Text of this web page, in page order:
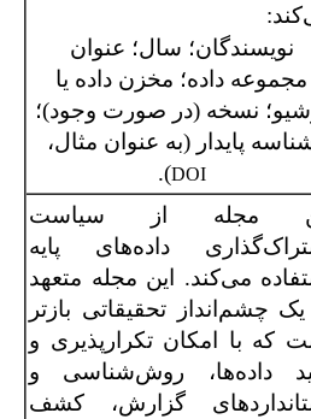
نویسندگان؛ سال؛ عنوان
مجموعه داده؛ مخزن داده یا
نسخه (در صورت وجود)؛
پایدار (به عنوان مثال،
DOI
).
مجله از سیاست
داده‌های پایه
می‌کند. این مجله متعهد
یک چشم‌انداز تحقیقاتی بازتر
که با امکان تکرارپذیری و
داده‌ها، روش‌شناسی و
گزارش، کشف